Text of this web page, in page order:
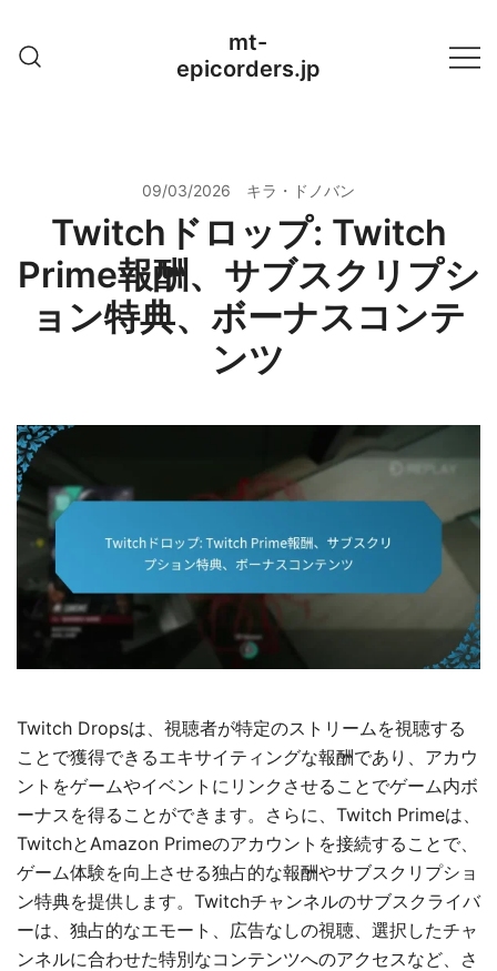
content
mt-
epicorders.jp
09/03/2026 キラ・ドノバン
Twitchドロップ: Twitch
Prime報酬、サブスクリプシ
ョン特典、ボーナスコンテ
ンツ
Twitch Dropsは、視聴者が特定のストリームを視聴する
ことで獲得できるエキサイティングな報酬であり、アカウ
ントをゲームやイベントにリンクさせることでゲーム内ボ
ーナスを得ることができます。さらに、Twitch Primeは、
TwitchとAmazon Primeのアカウントを接続することで、
ゲーム体験を向上させる独占的な報酬やサブスクリプショ
ン特典を提供します。Twitchチャンネルのサブスクライバ
ーは、独占的なエモート、広告なしの視聴、選択したチャ
ンネルに合わせた特別なコンテンツへのアクセスなど、さ